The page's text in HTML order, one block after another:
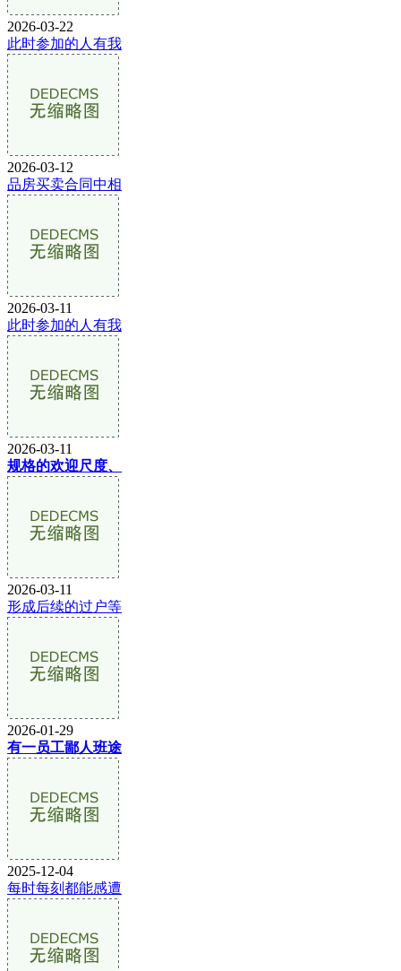
2026-03-22
此时参加的人有我
2026-03-12
品房买卖合同中相
2026-03-11
此时参加的人有我
2026-03-11
规格的欢迎尺度、
2026-03-11
形成后续的过户等
2026-01-29
有一员工鄙人班途
2025-12-04
每时每刻都能感遭